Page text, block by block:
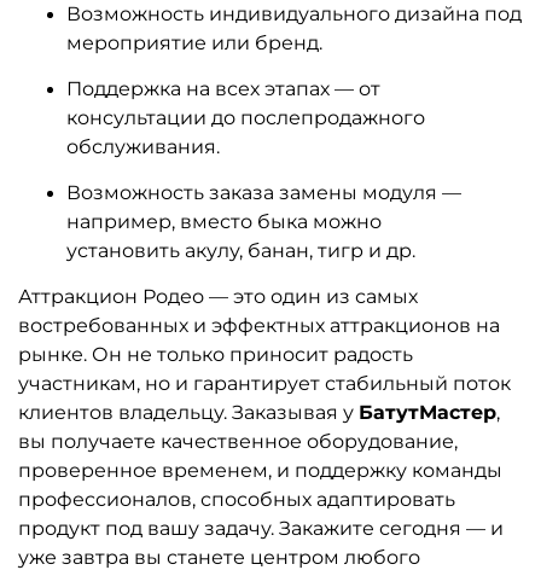
Возможность индивидуального дизайна под
мероприятие или бренд.
Поддержка на всех этапах — от
консультации до послепродажного
обслуживания.
Возможность заказа замены модуля —
например, вместо быка можно
установить акулу, банан, тигр и др.
Аттракцион Родео — это один из самых
востребованных и эффектных аттракционов на
рынке. Он не только приносит радость
участникам, но и гарантирует стабильный поток
клиентов владельцу. Заказывая у БатутМастер,
вы получаете качественное оборудование,
проверенное временем, и поддержку команды
профессионалов, способных адаптировать
продукт под вашу задачу. Закажите сегодня — и
уже завтра вы станете центром любого